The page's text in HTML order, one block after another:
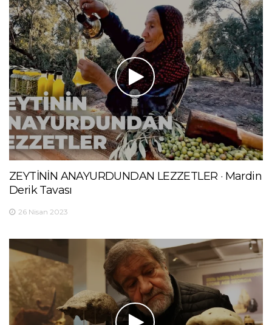
ZEYTİNİN ANAYURDUNDAN LEZZETLER · Mardin
Derik Tavası
26 Nisan 2023